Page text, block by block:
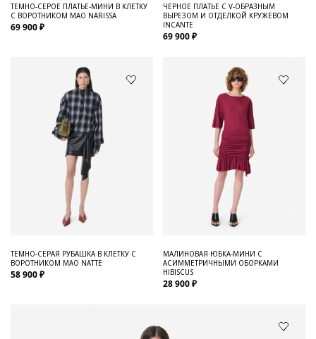
ТЕМНО-СЕРОЕ ПЛАТЬЕ-МИНИ В КЛЕТКУ
С ВОРОТНИКОМ МАО NARISSA
69 900 ₽
ЧЕРНОЕ ПЛАТЬЕ С V-ОБРАЗНЫМ
ВЫРЕЗОМ И ОТДЕЛКОЙ КРУЖЕВОМ
INCANTE
69 900 ₽
ТЕМНО-СЕРАЯ РУБАШКА В КЛЕТКУ С
ВОРОТНИКОМ МАО NATTE
58 900 ₽
МАЛИНОВАЯ ЮБКА-МИНИ С
АСИММЕТРИЧНЫМИ ОБОРКАМИ
HIBISCUS
28 900 ₽